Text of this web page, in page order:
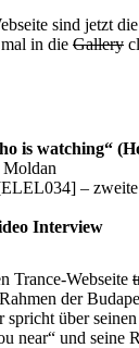
sind jetzt
in die Gallery
is watching“
–
Interview
Trance-Webseite
der
spricht über
near“ und seine